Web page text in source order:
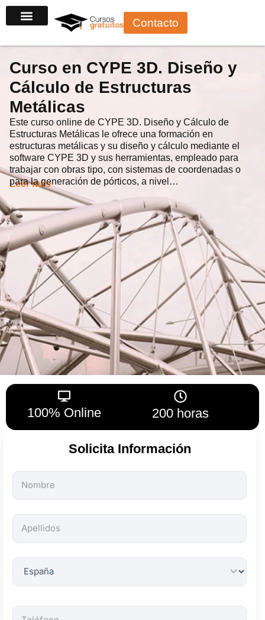
al
Contacto
Curso en CYPE 3D. Diseño y
Cálculo de Estructuras
Metálicas
Este curso online de CYPE 3D. Diseño y Cálculo de
Estructuras Metálicas le ofrece una formación en
estructuras metálicas y su diseño y cálculo mediante el
software CYPE 3D y sus herramientas, empleado para
trabajar con obras tipo, con sistemas de coordenadas o
para la generación de pórticos, a nivel…
Leer más
100% Online 200 horas
Solicita Información
Todos
los
son
obligatorios.